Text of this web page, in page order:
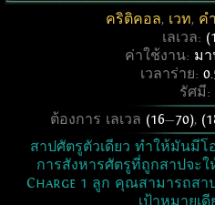
คริติคอล, เวท, ค
เลเวล: (1
ค่าใช้งาน: มา
เวลาร่าย:
รัศมี:
ต้องการ เลเวล (16—70),
สาปศัตรูตัวเดียว ทำให้มันมี
การสังหารศัตรูที่ถูกสาปจะ
Charge 1 ลูก คุณสามารถสา
เป้าหมายเ